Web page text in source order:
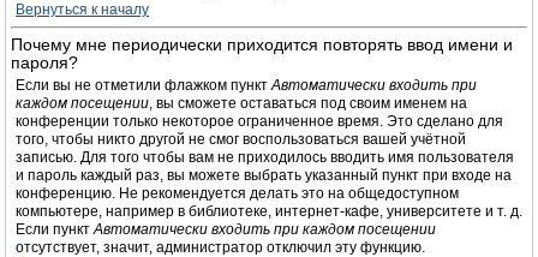
Вернуться к началу
Почему мне периодически приходится повторять ввод имени и
пароля?
Если вы не отметили флажком пунктАвтоматически входить при
каждом посещении, вы сможете оставаться под своим именем на
конференции только некоторое ограниченное время. Это сделано для
того, чтобы никто другой не смог воспользоваться вашей учётной
записью. Для того чтобы вам не приходилось вводить имя пользователя
и пароль каждый раз, вы можете выбрать указанный пункт при входе на
конференцию. Не рекомендуется делать это на общедоступном
компьютере, например в библиотеке, интернет-кафе, университете и т. д.
Если пунктАвтоматически входить при каждом посещении
отсутствует, значит, администратор отключил эту функцию.